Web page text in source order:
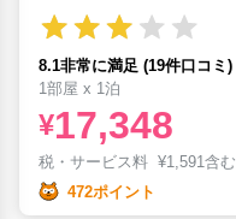
8.1非常に満足 (19件口コミ)
1部屋 x 1泊
¥17,348
税・サービス料 ¥1,591含む
472ポイント